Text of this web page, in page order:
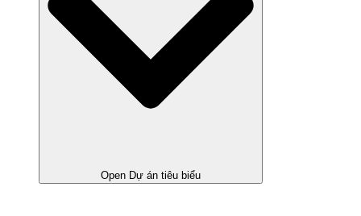
Open Dự án tiêu biểu